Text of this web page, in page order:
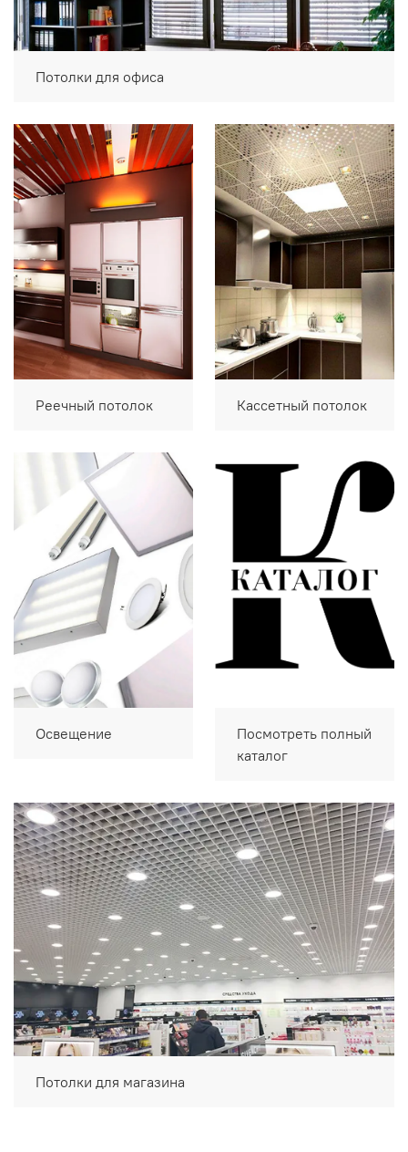
Потолки для офиса
Реечный потолок Кассетный потолок
Освещение
Посмотреть полный
каталог
Потолки для магазина